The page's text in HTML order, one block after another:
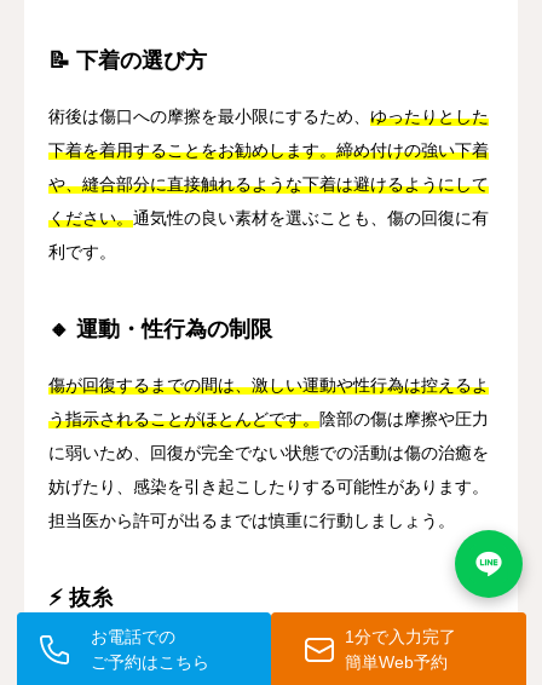
📝 下着の選び方
術後は傷口への摩擦を最小限にするため、 ゆったりとした
下着を着用することをお勧めします。締め付けの強い下着
や、縫合部分に直接触れるような下着は避けるようにして
ください。通気性の良い素材を選ぶことも、傷の回復に有
利です。
🔸 運動・性行為の制限
傷が回復するまでの間は、激しい運動や性行為は控えるよ
う指示されることがほとんどです。陰部の傷は摩擦や圧力
に弱いため、回復が完全でない状態での活動は傷の治癒を
妨げたり、感染を引き起こしたりする可能性があります。
担当医から許可が出るまでは慎重に行動しましょう。
⚡ 抜糸
縫合した場合は、術後1〜2週間程度で抜糸を行います。
お電話での
ご予約はこちら
1分で入力完了
簡単Web予約